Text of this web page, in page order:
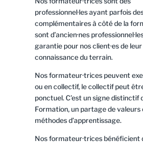
professionnel·les ayant parfois
complémentaires à côté de la
sont d’ancien·nes
garantie pour nos client·es de
connaissance du terrain.
Nos formateur·trices peuvent
ou en collectif, le collectif peut
ponctuel. C’est un signe distinctif
Formation, un partage de valeurs
méthodes d’apprentissage.
Nos formateur·trices bénéficient